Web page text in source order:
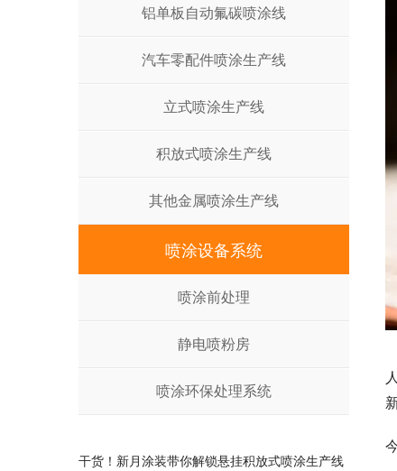
铝单板自动氟碳喷涂线
汽车零配件喷涂生产线
立式喷涂生产线
积放式喷涂生产线
其他金属喷涂生产线
喷涂设备系统
喷涂前处理
静电喷粉房
喷涂环保处理系统
干货！新月涂装带你解锁悬挂积放式喷涂生产线